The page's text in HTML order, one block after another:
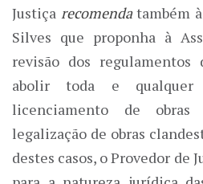
Justiça recomendatambém
Silves que proponha à
revisão dos
abolir toda e
licenciamento de
legalização de obras
destes casos, o Provedor de